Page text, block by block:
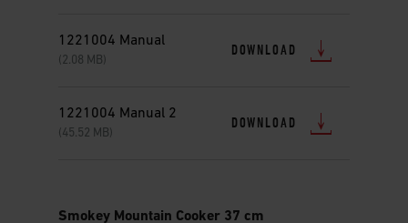
1221004 Manual
(2.08 MB)
DOWNLOAD
1221004 Manual 2
(45.52 MB)
DOWNLOAD
Smokey Mountain Cooker 37 cm